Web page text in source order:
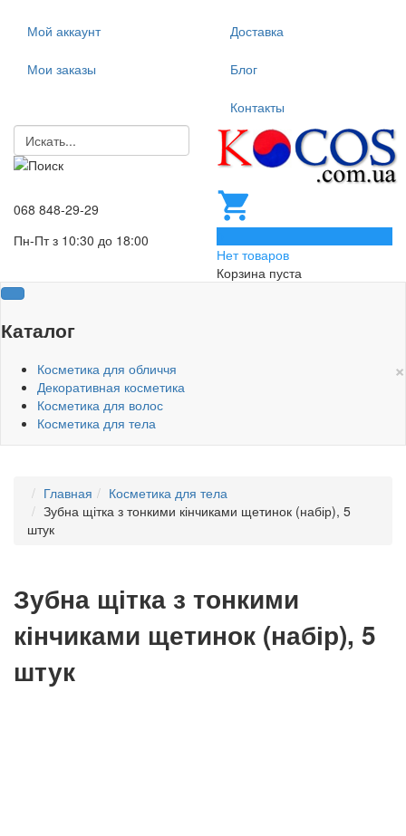
Мой аккаунт
Мои заказы
Доставка
Блог
Контакты
068 848-29-29
Пн-Пт з 10:30 до 18:00
Нет товаров
Корзина пуста
Каталог
×
Косметика для обличчя
Декоративная косметика
Косметика для волос
Косметика для тела
Главная
Косметика для тела
Зубна щітка з тонкими кінчиками щетинок (набір), 5
штук
Зубна щітка з тонкими
кінчиками щетинок (набір), 5
штук